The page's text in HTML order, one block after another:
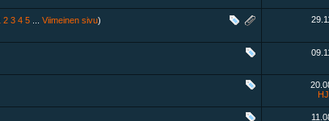
2 3 4 5 Viimeinen sivu)